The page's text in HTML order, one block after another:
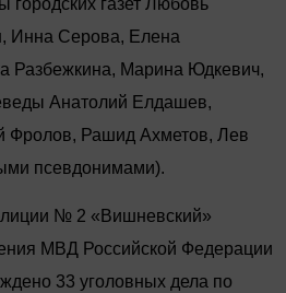
городских газет Любовь
Инна Серова, Елена
Разбежкина, Марина Юдкевич,
Анатолий Елдашев,
Фролов, Рашид Ахметов, Лев
псевдонимами).
№ 2 «Вишневский»
МВД Российской Федерации
33 уголовных дела по